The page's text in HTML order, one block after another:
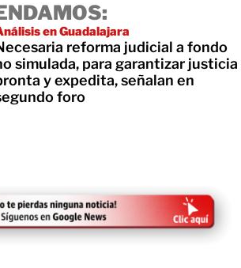
en Guadalajara
reforma judicial a fondo
simulada, para garantizar justicia
y expedita, señalan en
foro